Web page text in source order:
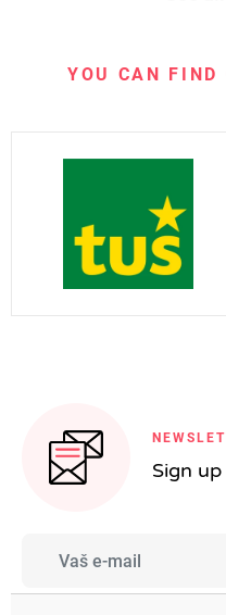
YOU CAN FIND
Sign